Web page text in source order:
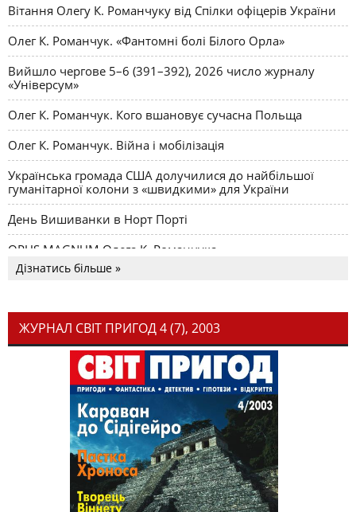
Вітання Олегу К. Романчуку від Спілки офіцерів України
Олег К. Романчук. «Фантомні болі Білого Орла»
Вийшло чергове 5–6 (391–392), 2026 число журналу
«Універсум»
Олег К. Романчук. Кого вшановує сучасна Польща
Олег К. Романчук. Війна і мобілізація
Українська громада США долучилися до найбільшої
гуманітарної колони з «швидкими» для України
День Вишиванки в Норт Порті
OPUS MAGNUM Олега К. Романчука
Дізнатись більше »
ЖУРНАЛ СВІТ ПРИГОД 4 (7), 2003